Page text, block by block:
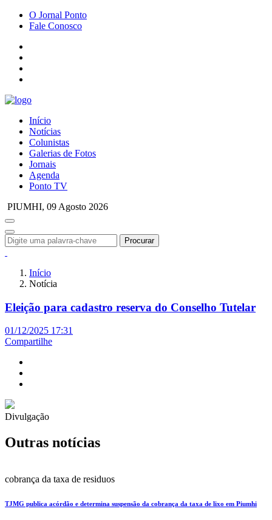
O Jornal Ponto
Fale Conosco
Início
Notícias
Colunistas
Galerias de Fotos
Jornais
Agenda
Ponto TV
PIUMHI, 09 Agosto 2026
Procurar
Início
Notícia
Eleição para cadastro reserva do Conselho Tutelar
01/12/2025 17:31
Compartilhe
Divulgação
Outras notícias
cobrança da taxa de residuos
TJMG publica acórdão e determina suspensão da cobrança da taxa de lixo em Piumhi